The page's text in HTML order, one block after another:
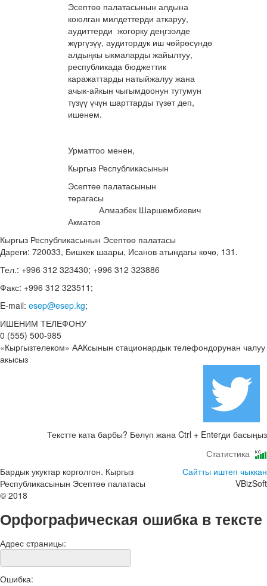
Эсептөө палатасынын алдына
коюлган милдеттерди аткаруу,
аудиттерди жогорку деңгээлде
жүргүзүү, аудитордук иш чөйрөсүндө
алдыңкы ыкмаларды жайылтуу,
республикада бюджеттик
каражаттарды натыйжалуу жана
ачык-айкын чыгымдоонун тутумун
түзүү үчүн шарттарды түзөт деп,
ишенем.
Урматтоо менен,
Кыргыз Республикасынын
Эсептөө палатасынын
төрагасы
Алмазбек Шаршембиевич
Акматов
Кыргыз Республикасынын Эсептөө палатасы
Дареги: 720033, Бишкек шаары, Исанов атындагы көчө, 131.
Тел.: +996 312 323430; +996 312 323886
Факс: +996 312 323511;
E-mail: esep@esep.kg;
ИШЕНИМ ТЕЛЕФОНУ
0 (555) 500-985
«Кыргызтелеком» ААКсынын стационардык телефондорунан чалуу
акысыз
Текстте ката барбы? Бөлүп жана Ctrl + Enterди басыңыз
Статистика
Бардык укуктар корголгон. Кыргыз
Республикасынын Эсептөө палатасы
© 2018
Сайтты иштеп чыккан
VBizSoft
Орфографическая ошибка в тексте
Адрес страницы:
Ошибка: